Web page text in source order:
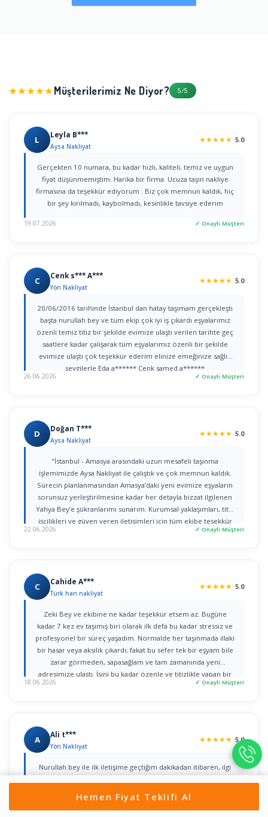
★★★★★Müşterilerimiz Ne Diyor? 5/5
L Leyla B***
Aysa Nakliyat
★★★★★ 5.0
Gerçekten 10 numara, bu kadar hızlı, kaliteli, temiz ve uygun
fiyat düşünmemiştim. Harika bir firma. Ucuza taşın nakliye
firmasına da teşekkür ediyorum . Biz çok memnun kaldık, hiç
bir şey kırılmadı, kaybolmadı, kesinlikle tavsiye ederim
19.07.2026 ✓ Onaylı Müşteri
C Cenk s*** A***
Yön Nakliyat
★★★★★ 5.0
20/06/2016 tarihinde İstanbul dan hatay taşımam gerçekleşti
başta nurullah bey ve tüm ekip çok iyi iş çıkardı eşyalarımız
özenli temiz titiz bir şekilde evimize ulaştı verilen tarihte geç
saatlere kadar çalışarak tüm eşyalarımız özenli bir şekilde
evimize ulaştı çok teşekkür ederim elinize emeğinize sağlık
sevgilerle Eda a****** Cenk samed a******
26.06.2026 ✓ Onaylı Müşteri
D Doğan T***
Aysa Nakliyat
★★★★★ 5.0
"İstanbul - Amasya arasındaki uzun mesafeli taşınma
işlemimizde Aysa Nakliyat ile çalıştık ve çok memnun kaldık.
Sürecin planlanmasından Amasya’daki yeni evimize eşyaların
sorunsuz yerleştirilmesine kadar her detayla bizzat ilgilenen
Yahya Bey’e şükranlarımı sunarım. Kurumsal yaklaşımları, titiz
işçilikleri ve güven veren iletişimleri için tüm ekibe teşekkür
22.06.2026 ✓ Onaylı Müşteri
C Cahide A***
Türk han nakliyat
★★★★★ 5.0
Zeki Bey ve ekibine ne kadar teşekkür etsem az. Bugüne
kadar 7 kez ev taşımış biri olarak ilk defa bu kadar stressiz ve
profesyonel bir süreç yaşadım. Normalde her taşınmada illaki
bir hasar veya aksilik çıkardı; fakat bu sefer tek bir eşyam bile
zarar görmeden, sapasağlam ve tam zamanında yeni
adresimize ulaştı. İşini bu kadar özenle ve titizlikle yapan bir
firmaya rastlamak gerçekten büyük şans. Herkese gönül
18.06.2026 ✓ Onaylı Müşteri
A Ali t***
Yön Nakliyat
★★★★★ 5.0
Nurullah bey ile ilk iletişime geçtiğim dakikadan itibaren, ilgi
yaptılar çok teşekkür ediyorum herkese tavsiye ediyorum
Hemen Fiyat Teklifi Al